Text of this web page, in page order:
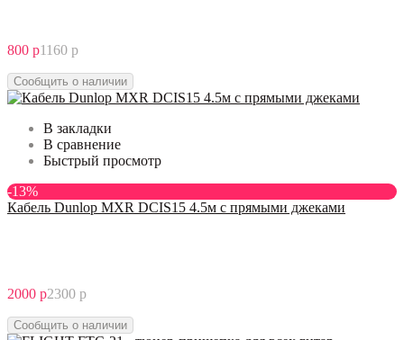
800 р1160 р
Сообщить о наличии
В закладки
В сравнение
Быстрый просмотр
-13%
Кабель Dunlop MXR DCIS15 4.5м с прямыми джеками
2000 р2300 р
Сообщить о наличии